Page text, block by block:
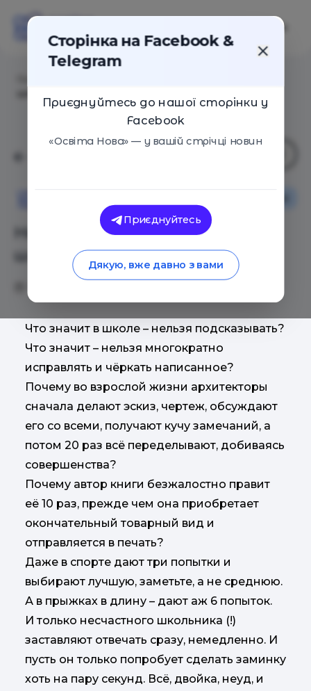
Несчастные украинские
школьники
Что значит в школе – нельзя подсказывать?
Что значит – нельзя многократно
исправлять и чёркать написанное?
Почему во взрослой жизни архитекторы
сначала делают эскиз, чертеж, обсуждают
его со всеми, получают кучу замечаний, а
потом 20 раз всё переделывают, добиваясь
совершенства?
Почему автор книги безжалостно правит
её 10 раз, прежде чем она приобретает
окончательный товарный вид и
отправляется в печать?
Даже в спорте дают три попытки и
выбирают лучшую, заметьте, а не среднюю.
А в прыжках в длину – дают аж 6 попыток.
И только несчастного школьника (!)
заставляют отвечать сразу, немедленно. И
пусть он только попробует сделать заминку
хоть на пару секунд. Всё, двойка, неуд, и
Сторінка на Facebook &
Telegram
Приєднуйтесь до нашої сторінки у
Facebook
«Освіта Нова» — у вашій стрічці новин
Приєднуйтесь
Дякую, вже давно з вами